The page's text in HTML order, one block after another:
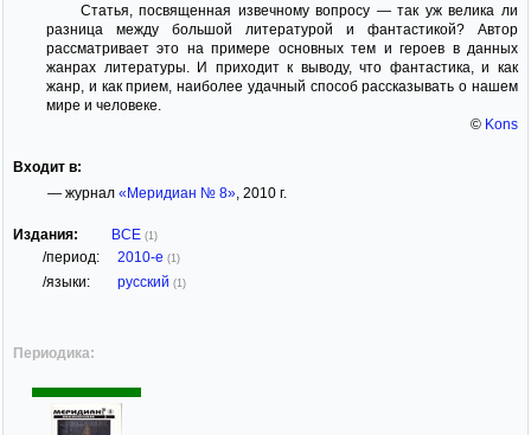
Статья, посвященная извечному вопросу — так уж велика ли
разница между большой литературой и фантастикой? Автор
рассматривает это на примере основных тем и героев в данных
жанрах литературы. И приходит к выводу, что фантастика, и как
жанр, и как прием, наиболее удачный способ рассказывать о нашем
мире и человеке.
© Kons
Входит в:
— журнал «Меридиан № 8», 2010 г.
Издания: ВСЕ (1)
/период: 2010-е (1)
/языки: русский (1)
Периодика: